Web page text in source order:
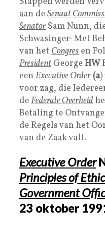
aan de Senaat
Senator Sam Nunn,
Schwasinger· Met
van het Congres en
President George HW
een Executive Order (a
voor zag, die
de Federale Overheid
Betaling te
de Regels van het
van de Zaak valt.
Executive Order
Principles of
Government
23 oktober